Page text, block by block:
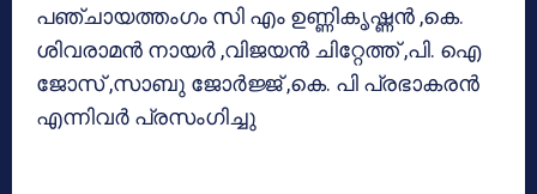
പഞ്ചായത്തംഗം സി എം ഉണ്ണികൃഷ്ണന്‍ ,കെ.
ശിവരാമന്‍ നായര്‍ ,വിജയന്‍ ചിറ്റേത്ത് ,പി. ഐ
ജോസ് ,സാബു ജോര്‍ജ്ജ് ,കെ. പി പ്രഭാകരന്‍
എന്നിവര്‍ പ്രസംഗിച്ചു